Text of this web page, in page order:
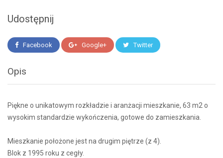
Udostępnij
Facebook Google+ Twitter
Opis
Piękne o unikatowym rozkładzie i aranżacji mieszkanie, 63 m2 o
wysokim standardzie wykończenia, gotowe do zamieszkania.
Mieszkanie położone jest na drugim piętrze (z 4).
Blok z 1995 roku z cegły.